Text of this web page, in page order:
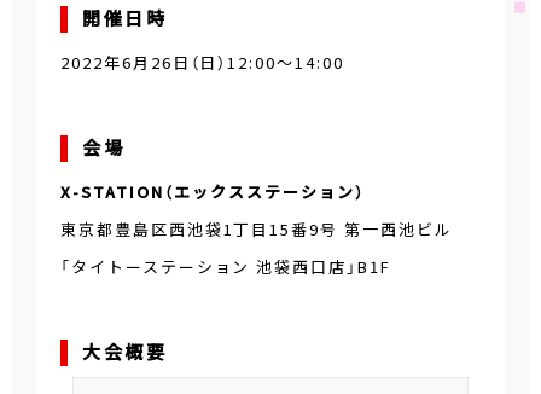
開催日時
2022年6月26日（日）12:00～14:00
会場
X-STATION（エックスステーション）
東京都豊島区西池袋1丁目15番9号 第一西池ビル
「タイトーステーション 池袋西口店」B1F
大会概要